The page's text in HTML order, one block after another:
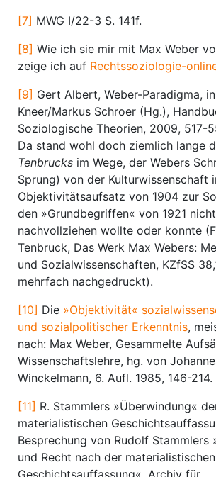
[7] MWG I/22-3 S. 141f.
[8] Wie ich sie mir mit Max Weber
zeige ich auf Rechtssoziologie-
[9] Gert Albert, Weber-Paradigma,
Kneer/Markus Schroer (Hg.),
Soziologische Theorien, 2009, 517-
Da stand wohl doch ziemlich lange
Tenbrucks im Wege, der Webers
Sprung) von der Kulturwissenschaft
Objektivitätsaufsatz von 1904 zur
den »Grundbegriffen« von 1921 nicht
nachvollziehen wollte oder konnte
Tenbruck, Das Werk Max Webers:
und Sozialwissenschaften, KZfSS
mehrfach nachgedruckt).
[10] Die »Objektivität«
und sozialpolitischer Erkenntnis,
nach: Max Weber, Gesammelte
Wissenschaftslehre, hg. von
Winckelmann, 6. Aufl. 1985, 146-214.
[11] R. Stammlers »Überwindung«
materialistischen
Besprechung von Rudolf Stammlers
und Recht nach der materialistischen
Geschichtsauffassung«, Archiv für